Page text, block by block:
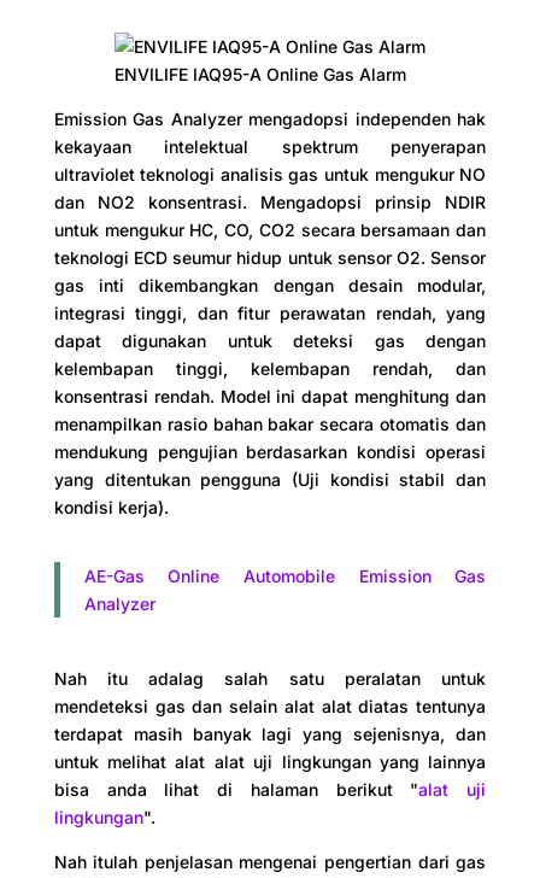
ENVILIFE IAQ95-A Online Gas Alarm
Emission Gas Analyzer mengadopsi independen hak
kekayaan intelektual spektrum penyerapan
ultraviolet teknologi analisis gas untuk mengukur NO
dan NO2 konsentrasi. Mengadopsi prinsip NDIR
untuk mengukur HC, CO, CO2 secara bersamaan dan
teknologi ECD seumur hidup untuk sensor O2. Sensor
gas inti dikembangkan dengan desain modular,
integrasi tinggi, dan fitur perawatan rendah, yang
dapat digunakan untuk deteksi gas dengan
kelembapan tinggi, kelembapan rendah, dan
konsentrasi rendah. Model ini dapat menghitung dan
menampilkan rasio bahan bakar secara otomatis dan
mendukung pengujian berdasarkan kondisi operasi
yang ditentukan pengguna (Uji kondisi stabil dan
kondisi kerja).
AE-Gas Online Automobile Emission Gas
Analyzer
Nah itu adalag salah satu peralatan untuk
mendeteksi gas dan selain alat alat diatas tentunya
terdapat masih banyak lagi yang sejenisnya, dan
untuk melihat alat alat uji lingkungan yang lainnya
bisa anda lihat di halaman berikut "alat uji
lingkungan".
Nah itulah penjelasan mengenai pengertian dari gas